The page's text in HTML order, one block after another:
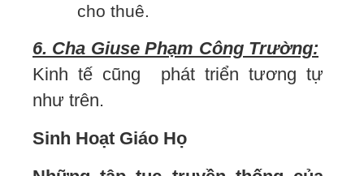
cho thuê.
6. Cha Giuse Phạm Công Trường:
Kinh tế cũng phát triển tương tự
như trên.
Sinh Hoạt Giáo Họ